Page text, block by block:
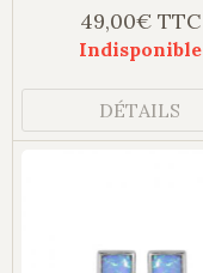
49,00€ TTC
Indisponible
DÉTAILS